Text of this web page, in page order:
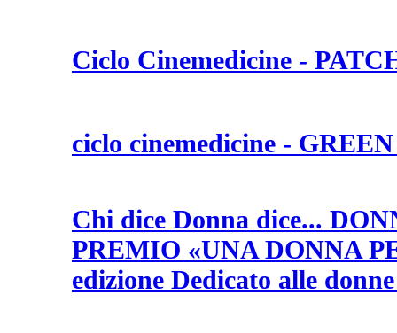
Ciclo Cinemedicine -
ciclo cinemedicine -
Chi dice Donna dice...
PREMIO «UNA DONNA
edizione Dedicato alle